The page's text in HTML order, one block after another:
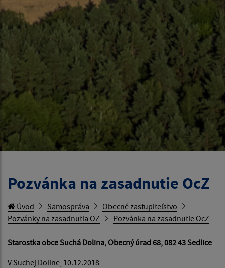
Pozvánka na zasadnutie OcZ
Úvod Samospráva
Obecné zastupiteľstvo
Pozvánky na zasadnutia OZ
Pozvánka na zasadnutie OcZ
Starostka obce Suchá Dolina, Obecný úrad 68, 082 43 Sedlice
V Suchej Doline, 10.12.2018